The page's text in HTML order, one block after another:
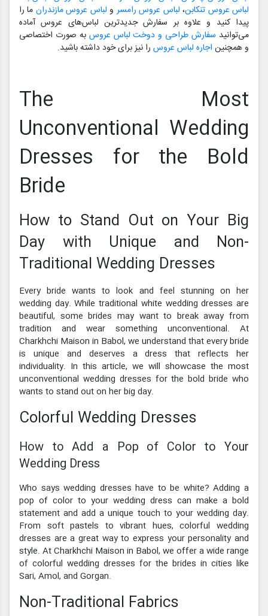
لباس عروس تنکابن، لباس عروس رامسر و لباس عروس مازندران ما را
پیدا کنید و علاوه بر سفارش جدیدترین لباس‌های عروس آماده
می‌توانید سفارش طراحی و دوخت لباس عروس به صورت اختصاصی
و همچنین اجاره لباس عروس را نیز برای خود داشته باشید.
The Most
Unconventional Wedding
Dresses for the Bold
Bride
How to Stand Out on Your Big
Day with Unique and Non-
Traditional Wedding Dresses
Every bride wants to look and feel stunning on her
wedding day. While traditional white wedding dresses are
beautiful, some brides may want to break away from
tradition and wear something unconventional. At
Charkhchi Maison in Babol, we understand that every bride
is unique and deserves a dress that reflects her
individuality. In this article, we will showcase the most
unconventional wedding dresses for the bold bride who
wants to stand out on her big day.
Colorful Wedding Dresses
How to Add a Pop of Color to Your
Wedding Dress
Who says wedding dresses have to be white? Adding a
pop of color to your wedding dress can make a bold
statement and add a unique touch to your wedding day.
From soft pastels to vibrant hues, colorful wedding
dresses are a great way to express your personality and
style. At Charkhchi Maison in Babol, we offer a wide range
of colorful wedding dresses for the brides in cities like
Sari, Amol, and Gorgan.
Non-Traditional Fabrics